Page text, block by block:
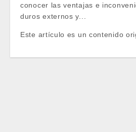
conocer las ventajas e
duros externos y...
Este artículo es un contenido